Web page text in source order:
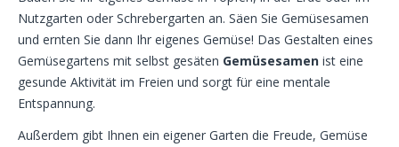
Nutzgarten oder Schrebergarten an. Säen Sie Gemüsesamen
und ernten Sie dann Ihr eigenes Gemüse! Das Gestalten eines
Gemüsegartens mit selbst gesäten Gemüsesamen ist eine
gesunde Aktivität im Freien und sorgt für eine mentale
Entspannung.
Außerdem gibt Ihnen ein eigener Garten die Freude, Gemüse